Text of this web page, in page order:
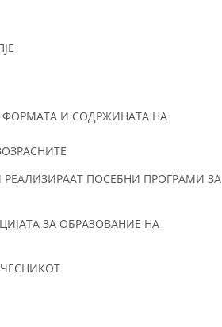
ФОРМАТА И СОДРЖИНАТА НА
ПОСЕБНИ ПРОГРАМИ ЗА
ЗА ОБРАЗОВАНИЕ НА